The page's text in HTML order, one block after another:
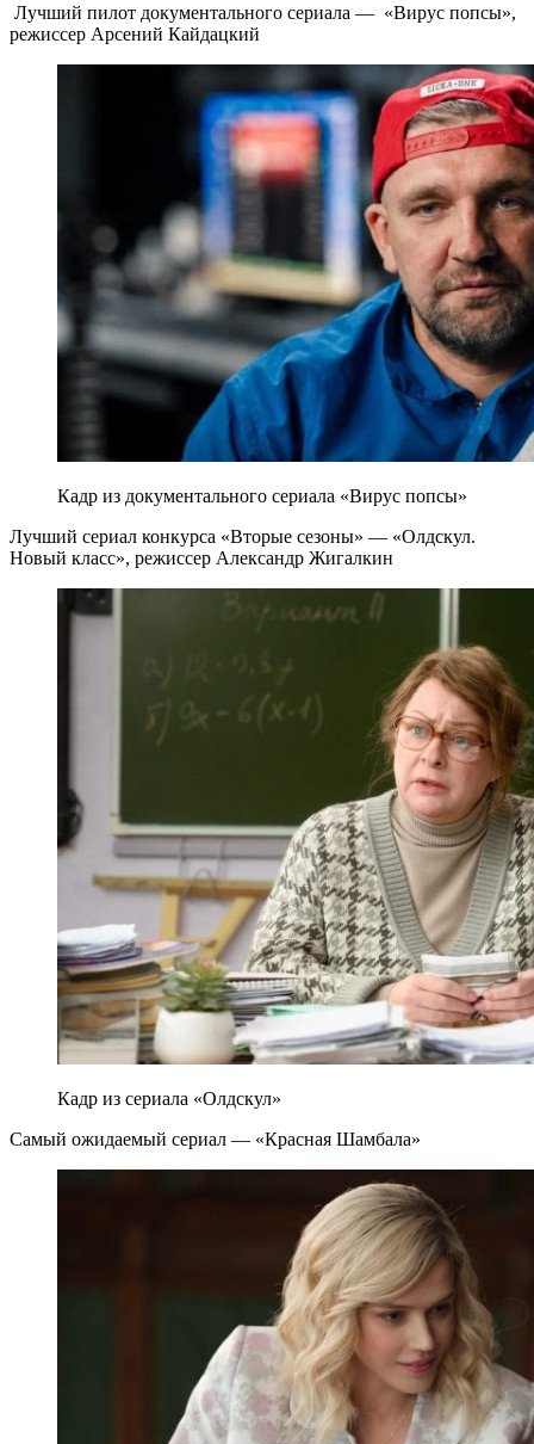
Лучший пилот документального сериала — «Вирус попсы»,
режиссер Арсений Кайдацкий
Кадр из документального сериала «Вирус попсы»
Лучший сериал конкурса «Вторые сезоны» — «Олдскул.
Новый класс», режиссер Александр Жигалкин
Кадр из сериала «Олдскул»
Самый ожидаемый сериал — «Красная Шамбала»